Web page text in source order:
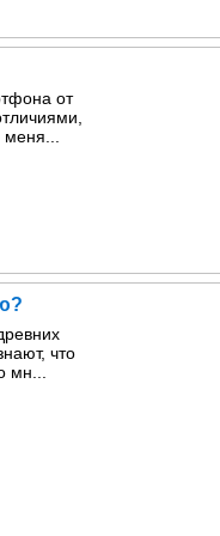
от
что
мн...